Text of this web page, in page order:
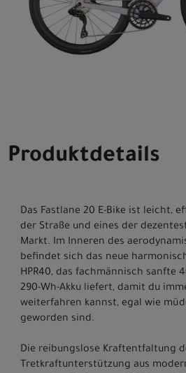
Produktdetails
Das Fastlane 20 E-Bike ist leicht,
der Straße und eines der
Markt. Im Inneren des
befindet sich das neue
HPR40, das fachmännisch sanfte
290-Wh-Akku liefert, damit du
weiterfahren kannst, egal wie
geworden sind.
Die reibungslose Kraftentfaltung
Tretkraftunterstützung aus